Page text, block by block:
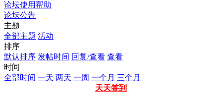
论坛使用帮助
论坛公告
主题
全部主题 活动
排序
默认排序 发帖时间 回复/查看 查看
时间
全部时间 一天 两天 一周 一个月 三个月
天天签到